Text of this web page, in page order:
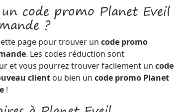
un code promo Planet Eveil
?
page pour trouver un code promo
. Les codes réduction sont
et vous pourrez trouver facilement un code
client ou bien un code promo Planet
!